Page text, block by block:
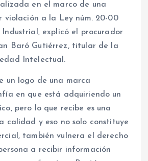
en el marco de una
violación a la Ley núm. 20-00
explicó el procurador
Baró Gutiérrez, titular de la
Intelectual.
un logo de una marca
en que está adquiriendo un
pero lo que recibe es una
calidad y eso no solo constituye
también vulnera el derecho
a recibir información